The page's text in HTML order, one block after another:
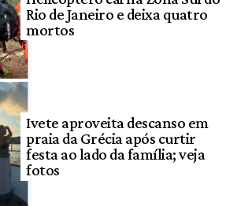
Rio de Janeiro e deixa quatro
mortos
Ivete aproveita descanso em
praia da Grécia após curtir
festa ao lado da família; veja
fotos